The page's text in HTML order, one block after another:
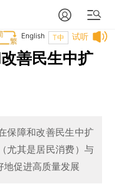
试听
T中
English
善民生中扩
保障和改善民生中扩
尤其是居民消费）与
地促进高质量发展